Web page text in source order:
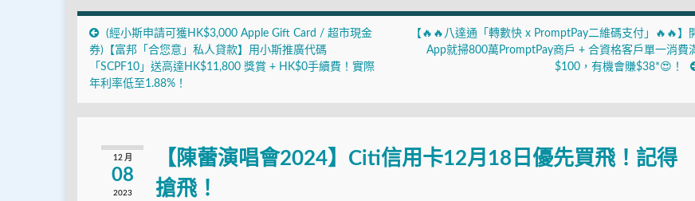
(經小斯申請可獲HK$3,000 Apple Gift Card / 超市現金
券)【富邦「合您意」私人貸款】用小斯推廣代碼
「SCPF10」送高達HK$11,800 獎賞 + HK$0手續費！實際
年利率低至1.88%！
【🔥🔥八達通「轉數快 x PromptPay二維碼支付」🔥🔥】
App就掃800萬PromptPay商戶 + 合資格客戶單一消費
$100，有機會賺$38*😍！
12 月
08
2023
【陳蕾演唱會2024】Citi信用卡12月18日優先買飛！記得
搶飛！